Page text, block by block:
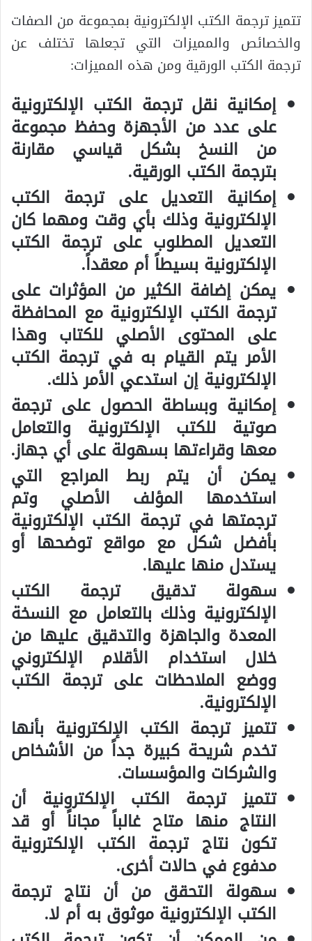
تتميز ترجمة الكتب الإلكترونية بمجموعة من الصفات
والخصائص والمميزات التي تجعلها تختلف عن
ترجمة الكتب الورقية ومن هذه المميزات:
إمكانية نقل ترجمة الكتب الإلكترونية
على عدد من الأجهزة وحفظ مجموعة
من النسخ بشكل قياسي مقارنة
بترجمة الكتب الورقية.
إمكانية التعديل على ترجمة الكتب
الإلكترونية وذلك بأي وقت ومهما كان
التعديل المطلوب على ترجمة الكتب
الإلكترونية بسيطاً أم معقداً.
يمكن إضافة الكثير من المؤثرات على
ترجمة الكتب الإلكترونية مع المحافظة
على المحتوى الأصلي للكتاب وهذا
الأمر يتم القيام به في ترجمة الكتب
الإلكترونية إن استدعي الأمر ذلك.
إمكانية وبساطة الحصول علىترجمة
صوتية للكتب الإلكترونية والتعامل
معها وقراءتها بسهولة على أي جهاز.
يمكن أن يتم ربط المراجع التي
استخدمها المؤلف الأصلي وتم
ترجمتها في ترجمة الكتب الإلكترونية
بأفضل شكل مع مواقع توضحها أو
يستدل منها عليها.
سهولة تدقيق ترجمة الكتب
الإلكترونية وذلك بالتعامل مع النسخة
المعدة والجاهزة والتدقيق عليها من
خلال استخدام الأقلام الإلكتروني
ووضع الملاحظات على ترجمة الكتب
الإلكترونية.
تتميز ترجمة الكتب الإلكترونية بأنها
تخدم شريحة كبيرة جداً من الأشخاص
والشركات والمؤسسات.
تتميز ترجمة الكتب الإلكترونية أن
النتاج منها متاح غالباً مجاناً أو قد
تكون نتاج ترجمة الكتب الإلكترونية
مدفوع في حالات أخرى.
سهولة التحقق من أن نتاج ترجمة
الكتب الإلكترونية موثوق به أم لا.